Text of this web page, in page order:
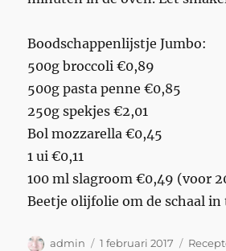
Boodschappenlijstje Jumbo:
500g broccoli €0,89
500g pasta penne €0,85
250g spekjes €2,01
Bol mozzarella €0,45
1 ui €0,11
100 ml slagroom €0,49 (voor
Beetje olijfolie om de schaal
Auteur
admin
Geplaatst
1 februari 2017